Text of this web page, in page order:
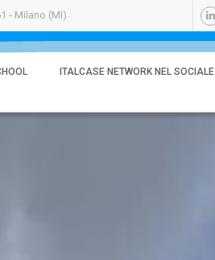
- Milano (MI)
ITALCASE NETWORK NEL SOCIALE